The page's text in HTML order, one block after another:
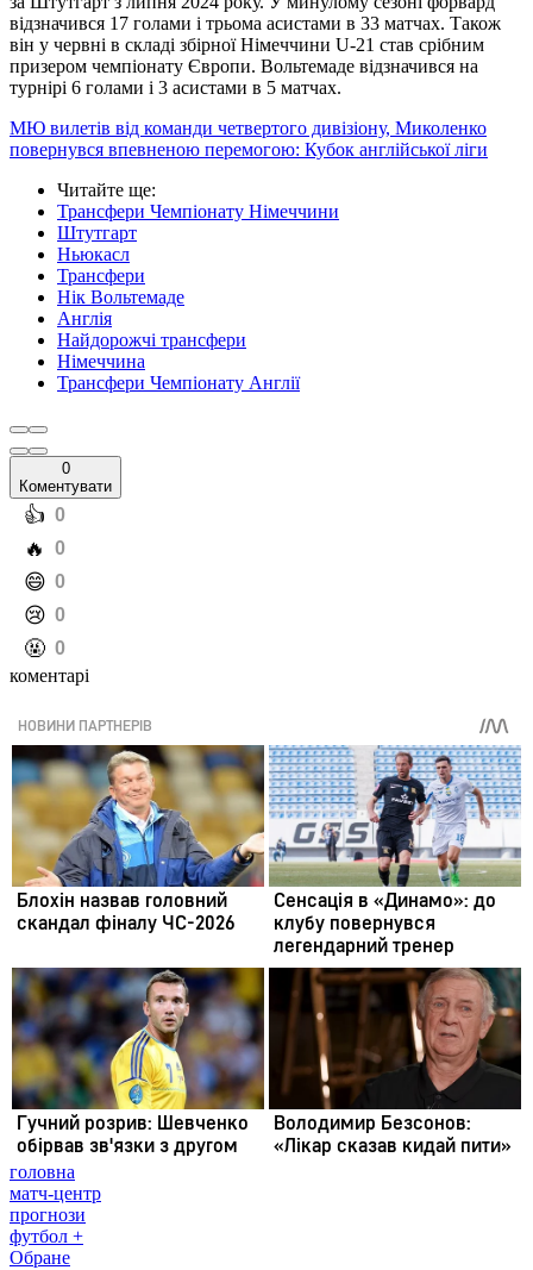
відзначився 17 голами і трьома асистами в 33 матчах. Також
він у червні в складі збірної Німеччини U-21 став срібним
призером чемпіонату Європи. Вольтемаде відзначився на
турнірі 6 голами і 3 асистами в 5 матчах.
МЮ вилетів від команди четвертого дивізіону, Миколенко
повернувся впевненою перемогою: Кубок англійської ліги
Читайте ще:
Трансфери Чемпіонату Німеччини
Штутгарт
Ньюкасл
Трансфери
Нік Вольтемаде
Англія
Найдорожчі трансфери
Німеччина
Трансфери Чемпіонату Англії
0
Коментувати
️👍 0
️🔥 0
️😄 0
️😢 0
️🤬 0
коментарі
головна
матч-центр
прогнози
футбол +
Обране